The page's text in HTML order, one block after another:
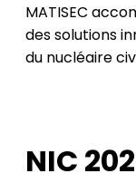
MATISEC
des solutions
du nucléaire
NIC